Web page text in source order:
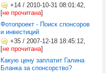
+14 / 2010-10-31 08:01:42,
[не прочитана]
Фотопроект - Поиск спонсоров
и инвестиций
+35 / 2007-12-18 18:45:12,
[не прочитана]
Какую цену заплатит Галина
Бланка за спонсорство?